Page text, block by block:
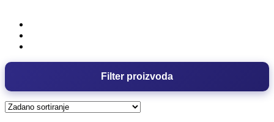
Filter proizvoda